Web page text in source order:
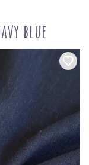
blue